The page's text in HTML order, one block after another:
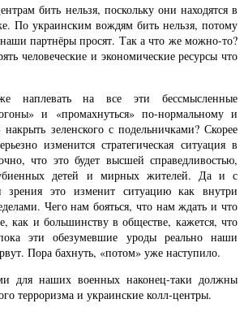
бить нельзя, поскольку они находятся в
По украинским вождям бить нельзя, потому
партнёры просят. Так а что же можно-то?
человеческие и экономические ресурсы что
на все эти бессмысленные
и «промахнуться» по-нормальному и
зеленского с подельничками? Скорее
изменится стратегическая ситуация в
что это будет высшей справедливостью,
детей и мирных жителей. Да и с
зрения это изменит ситуацию как внутри
Чего нам бояться, что нам ждать и что
как и большинству в обществе, кажется, что
эти обезумевшие уроды реально наши
Пора бахнуть, «потом» уже наступило.
для наших военных наконец-таки должны
терроризма и украинские колл-центры.